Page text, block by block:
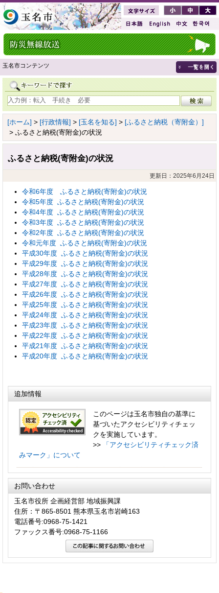
玉名市コンテンツ
[ホーム] > [行政情報] > [玉名を知る] > [ふるさと納税（寄附金）]
> ふるさと納税(寄附金)の状況
ふるさと納税(寄附金)の状況
更新日：2025年6月24日
令和6年度 ふるさと納税(寄附金)の状況
令和5年度 ふるさと納税(寄附金)の状況
令和4年度 ふるさと納税(寄附金)の状況
令和3年度 ふるさと納税(寄附金)の状況
令和2年度 ふるさと納税(寄附金)の状況
令和元年度 ふるさと納税(寄附金)の状況
平成30年度 ふるさと納税(寄附金)の状況
平成29年度 ふるさと納税(寄附金)の状況
平成28年度 ふるさと納税(寄附金)の状況
平成27年度 ふるさと納税(寄附金)の状況
平成26年度 ふるさと納税(寄附金)の状況
平成25年度 ふるさと納税(寄附金)の状況
平成24年度 ふるさと納税(寄附金)の状況
平成23年度 ふるさと納税(寄附金)の状況
平成22年度 ふるさと納税(寄附金)の状況
平成21年度 ふるさと納税(寄附金)の状況
平成20年度 ふるさと納税(寄附金)の状況
追加情報
このページは玉名市独自の基準に
基づいたアクセシビリティチェッ
クを実施しています。
>>
「アクセシビリティチェック済
みマーク」について
お問い合わせ
玉名市役所 企画経営部 地域振興課
住所：〒865-8501 熊本県玉名市岩崎163
電話番号:0968-75-1421
ファックス番号:0968-75-1166